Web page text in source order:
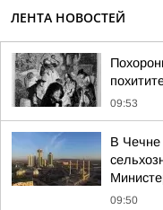
ЛЕНТА НОВОСТЕЙ
09:53
В Чечне
09:50